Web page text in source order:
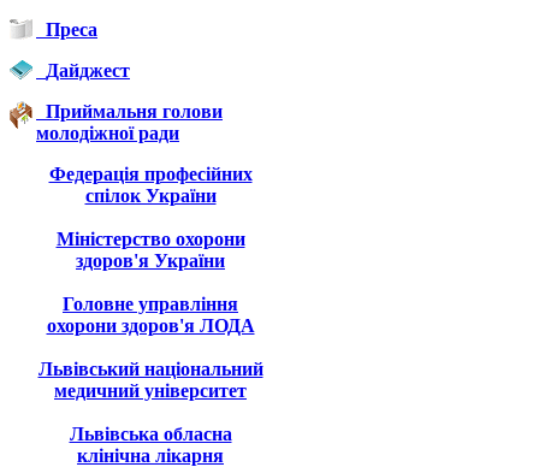
Преса
Дайджест
Приймальня голови
молодіжної ради
Федерація професійних
спілок України
Міністерство охорони
здоров'я України
Головне управління
охорони здоров'я ЛОДА
Львівський національний
медичний університет
Львівська обласна
клінічна лікарня